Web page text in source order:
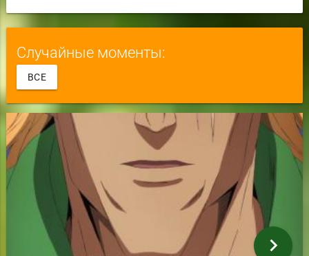
Случайные моменты:
ВСЕ
chevron_right